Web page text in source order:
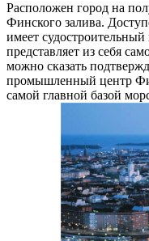
Расположен город на
Финского залива.
имеет
представляет из себя
можно сказать
промышленный центр
самой главной базой